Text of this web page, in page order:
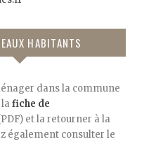
HABITANTS
dans la commune
fiche de
et la retourner à la
également consulter le